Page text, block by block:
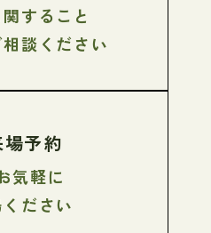
すること
談ください
予約
気軽に
ださい